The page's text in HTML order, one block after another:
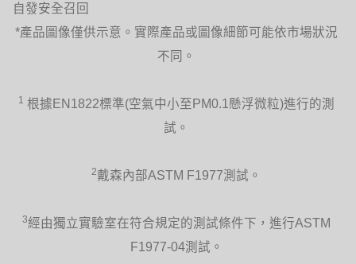
自發安全召回
*產品圖像僅供示意。實際產品或圖像細節可能依市場狀況
不同。
1 根據EN1822標準(空氣中小至PM0.1懸浮微粒)進行的測
試。
2戴森內部ASTM F1977測試。
3經由獨立實驗室在符合規定的測試條件下，進行ASTM
F1977-04測試。